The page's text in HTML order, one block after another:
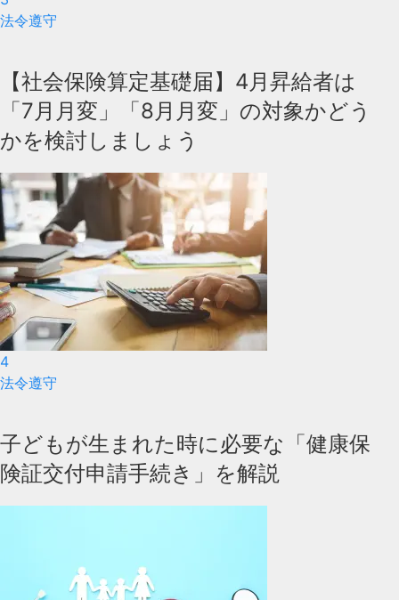
法令遵守
【社会保険算定基礎届】4月昇給者は
「7月月変」「8月月変」の対象かどう
かを検討しましょう
4
法令遵守
子どもが生まれた時に必要な「健康保
険証交付申請手続き」を解説